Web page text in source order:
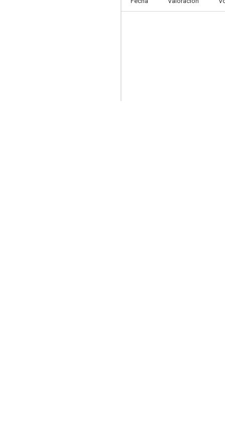
6.3